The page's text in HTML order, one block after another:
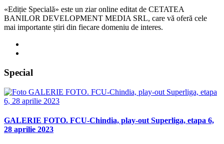
«Ediție Specială» este un ziar online editat de CETATEA
BANILOR DEVELOPMENT MEDIA SRL, care vă oferă cele
mai importante știri din fiecare domeniu de interes.
Special
GALERIE FOTO. FCU-Chindia, play-out Superliga, etapa 6,
28 aprilie 2023